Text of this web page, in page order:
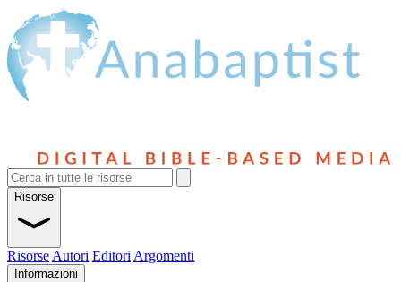
Risorse
Risorse Autori Editori Argomenti
Informazioni